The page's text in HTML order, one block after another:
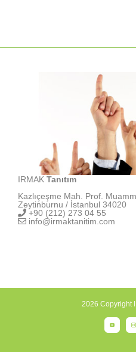
IRMAK Tanıtım
Kazlıçeşme Mah. Prof.
Zeytinburnu / İstanbul 34020
+90 (212) 273 04 55
info@irmaktanitim.com
2026 Copyright
YouTube